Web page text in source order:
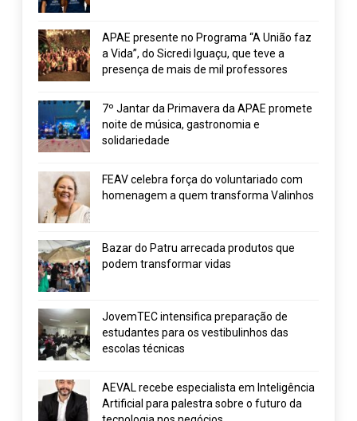
APAE presente no Programa “A União faz
a Vida”, do Sicredi Iguaçu, que teve a
presença de mais de mil professores
7º Jantar da Primavera da APAE promete
noite de música, gastronomia e
solidariedade
FEAV celebra força do voluntariado com
homenagem a quem transforma Valinhos
Bazar do Patru arrecada produtos que
podem transformar vidas
JovemTEC intensifica preparação de
estudantes para os vestibulinhos das
escolas técnicas
AEVAL recebe especialista em Inteligência
Artificial para palestra sobre o futuro da